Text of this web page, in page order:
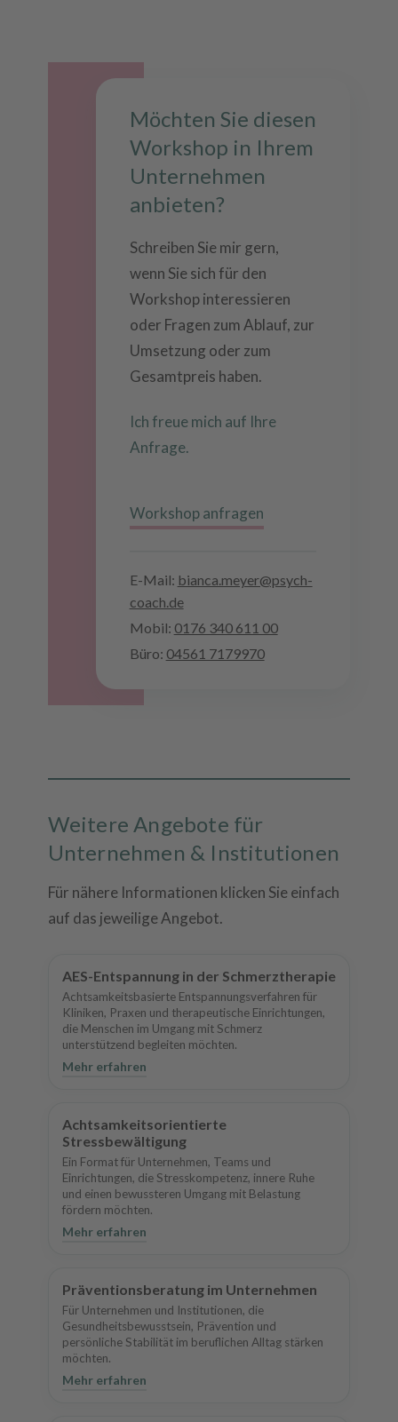
Möchten Sie diesen
Workshop in Ihrem
Unternehmen
anbieten?
Schreiben Sie mir gern,
wenn Sie sich für den
Workshop interessieren
oder Fragen zum Ablauf, zur
Umsetzung oder zum
Gesamtpreis haben.
Ich freue mich auf Ihre
Anfrage.
Workshop anfragen
E-Mail: bianca.meyer@psych-
coach.de
Mobil: 0176 340 611 00
Büro: 04561 7179970
Weitere Angebote für
Unternehmen & Institutionen
Für nähere Informationen klicken Sie einfach
auf das jeweilige Angebot.
AES-Entspannung in der Schmerztherapie
Achtsamkeitsbasierte Entspannungsverfahren für
Kliniken, Praxen und therapeutische Einrichtungen,
die Menschen im Umgang mit Schmerz
unterstützend begleiten möchten.
Mehr erfahren
Achtsamkeitsorientierte
Stressbewältigung
Ein Format für Unternehmen, Teams und
Einrichtungen, die Stresskompetenz, innere Ruhe
und einen bewussteren Umgang mit Belastung
fördern möchten.
Mehr erfahren
Präventionsberatung im Unternehmen
Für Unternehmen und Institutionen, die
Gesundheitsbewusstsein, Prävention und
persönliche Stabilität im beruflichen Alltag stärken
möchten.
Mehr erfahren